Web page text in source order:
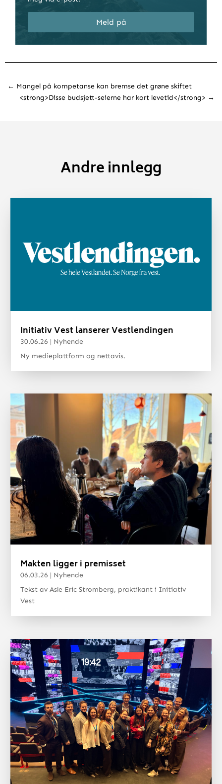
Meld på
← Mangel på kompetanse kan bremse det grøne skiftet
<strong>Disse budsjett-seierne har kort levetid</strong> →
Andre innlegg
Initiativ Vest lanserer Vestlendingen
30.06.26 | Nyhende
Ny medieplattform og nettavis.
Makten ligger i premisset
06.03.26 | Nyhende
Tekst av Asle Eric Stromberg, praktikant i Initiativ
Vest